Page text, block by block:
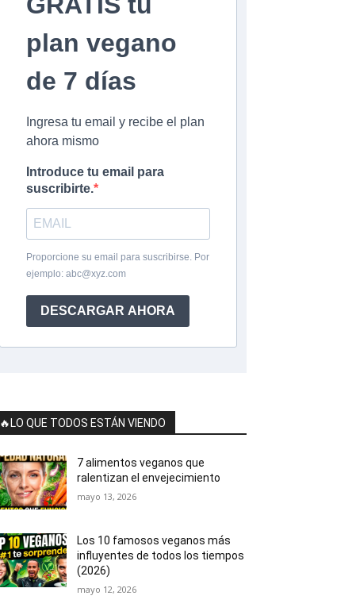
plan vegano
de 7 días
Ingresa tu email y recibe el plan
ahora mismo
Introduce tu email para
suscribirte.
Proporcione su email para suscribirse. Por
ejemplo: abc@xyz.com
DESCARGAR AHORA
🔥LO QUE TODOS ESTÁN VIENDO
7 alimentos veganos que
ralentizan el envejecimiento
mayo 13, 2026
Los 10 famosos veganos más
influyentes de todos los tiempos
(2026)
mayo 12, 2026